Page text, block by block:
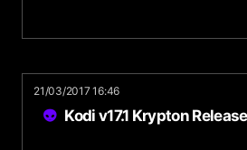
21/03/2017 16:46
Kodi v17.1 Krypton